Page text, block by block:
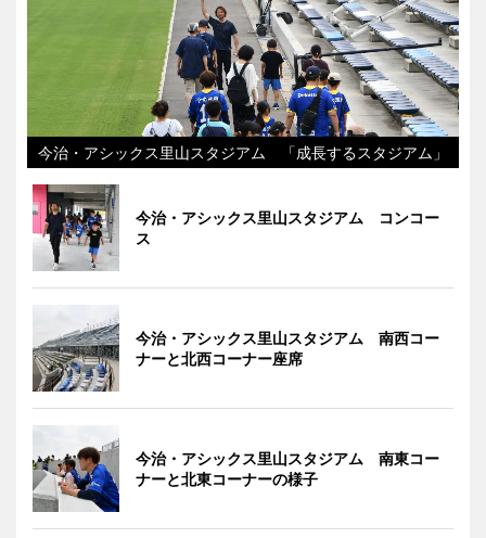
今治・アシックス里山スタジアム 「成長するスタジアム」
今治・アシックス里山スタジアム コンコー
ス
今治・アシックス里山スタジアム 南西コー
ナーと北西コーナー座席
今治・アシックス里山スタジアム 南東コー
ナーと北東コーナーの様子